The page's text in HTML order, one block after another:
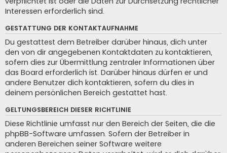
Interessen erforderlich sind.
GESTATTUNG DER KONTAKTAUFNAHME
Du gestattest dem Betreiber darüber hinaus, dich unter
den von dir angegebenen Kontaktdaten zu kontaktieren,
sofern dies zur Übermittlung zentraler Informationen über
das Board erforderlich ist. Darüber hinaus dürfen er und
andere Benutzer dich kontaktieren, sofern du dies in
deinem persönlichen Bereich gestattet hast.
GELTUNGSBEREICH DIESER RICHTLINIE
Diese Richtlinie umfasst nur den Bereich der Seiten, die die
phpBB-Software umfassen. Sofern der Betreiber in
anderen Bereichen seiner Software weitere